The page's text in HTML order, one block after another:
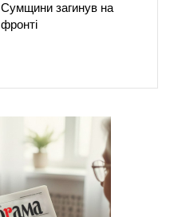
Сумщини загинув на
фронті